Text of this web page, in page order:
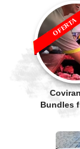
Bundles
OFERTA